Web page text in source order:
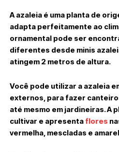
A azaleia é uma planta de
adapta perfeitamente ao
ornamental pode ser
diferentes desde minis
atingem 2 metros de altura.
Você pode utilizar a azaleia
externos, para fazer
até mesmo em jardineiras. A
cultivar e apresentaflores
vermelha, mescladas e